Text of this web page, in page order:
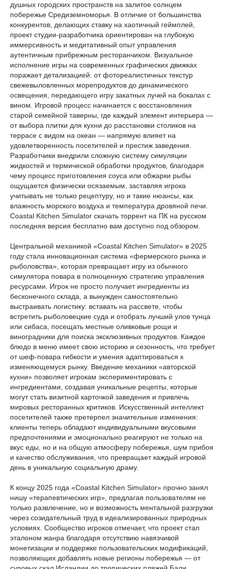
душных городских пространств на залитое солнцем
побережье Средиземноморья. В отличие от большинства
конкурентов, делающих ставку на хаотичный геймплей,
проект студии-разработчика ориентирован на глубокую
иммерсивность и медитативный опыт управления
аутентичным прибрежным ресторанчиком. Визуальное
исполнение игры на современных графических движках
поражает детализацией: от фотореалистичных текстур
свежевыловленных морепродуктов до динамического
освещения, передающего игру закатных лучей на бокалах с
вином. Игровой процесс начинается с восстановления
старой семейной таверны, где каждый элемент интерьера —
от выбора плитки для кухни до расстановки столиков на
террасе с видом на океан — напрямую влияет на
удовлетворенность посетителей и престиж заведения.
Разработчики внедрили сложную систему симуляции
жидкостей и термической обработки продуктов, благодаря
чему процесс приготовления соуса или обжарки рыбы
ощущается физически осязаемым, заставляя игрока
учитывать не только рецептуру, но и такие нюансы, как
влажность морского воздуха и температура дровяной печи.
Coastal Kitchen Simulator скачать торрент на ПК на русском
последняя версия бесплатно вам доступно под обзором.
Центральной механикой «Coastal Kitchen Simulator» в 2025
году стала инновационная система «фермерского рынка и
рыболовства», которая превращает игру из обычного
симулятора повара в полноценную стратегию управления
ресурсами. Игрок не просто получает ингредиенты из
бесконечного склада, а вынужден самостоятельно
выстраивать логистику: вставать на рассвете, чтобы
встретить рыболовецкие суда и отобрать лучший улов тунца
или сибаса, посещать местные оливковые рощи и
виноградники для поиска эксклюзивных продуктов. Каждое
блюдо в меню имеет свою историю и сезонность, что требует
от шеф-повара гибкости и умения адаптироваться к
изменяющемуся рынку. Введение механики «авторской
кухни» позволяет игрокам экспериментировать с
ингредиентами, создавая уникальные рецепты, которые
могут стать визитной карточкой заведения и привлечь
мировых ресторанных критиков. Искусственный интеллект
посетителей также претерпел значительные изменения:
клиенты теперь обладают индивидуальными вкусовыми
предпочтениями и эмоционально реагируют не только на
вкус еды, но и на общую атмосферу побережья, шум прибоя
и качество обслуживания, что превращает каждый игровой
день в уникальную социальную драму.
К концу 2025 года «Coastal Kitchen Simulator» прочно занял
нишу «терапевтических игр», предлагая пользователям не
только развлечение, но и возможность ментальной разгрузки
через созидательный труд в идеализированных природных
условиях. Сообщество игроков отмечает, что проект стал
эталоном жанра благодаря отсутствию навязчивой
монетизации и поддержке пользовательских модификаций,
позволяющих добавлять новые регионы побережья — от